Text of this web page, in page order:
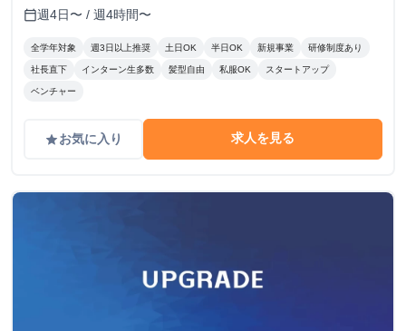
calendar_today週4日〜 / 週4時間〜
全学年対象 週3日以上推奨 土日OK 半日OK 新規事業 研修制度あり
社長直下 インターン生多数 髪型自由 私服OK スタートアップ
ベンチャー
gradeお気に入り 求人を見る